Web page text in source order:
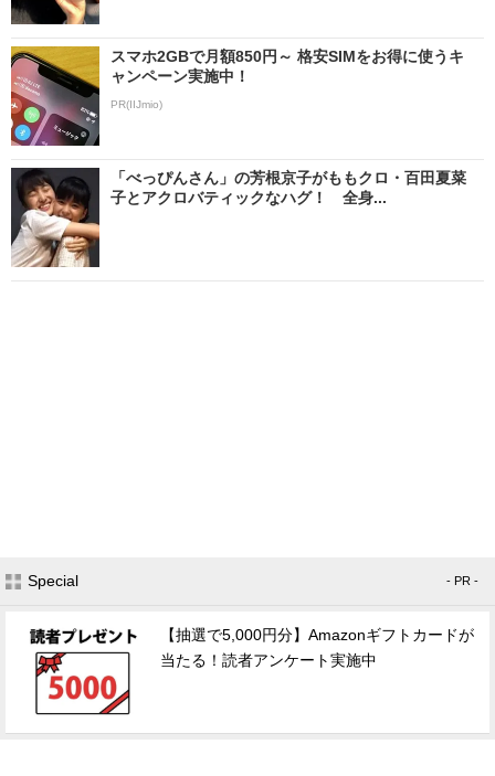
スマホ2GBで月額850円～ 格安SIMをお得に使うキ
ャンペーン実施中！
PR(IIJmio)
「べっぴんさん」の芳根京子がももクロ・百田夏菜
子とアクロバティックなハグ！ 全身...
Special - PR -
【抽選で5,000円分】Amazonギフトカードが
当たる！読者アンケート実施中